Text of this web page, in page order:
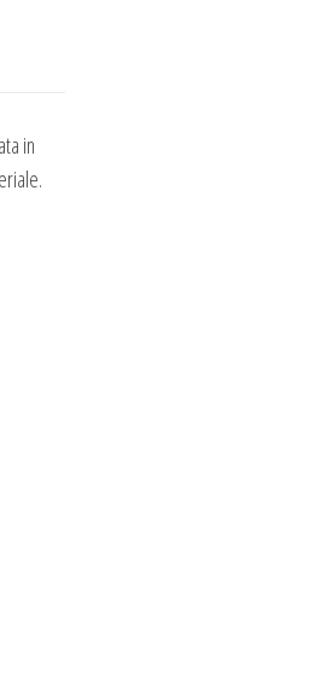
in